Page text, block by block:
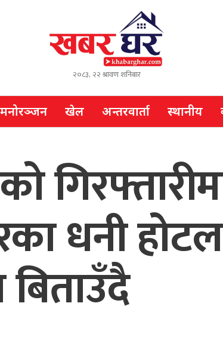
२०८३, २२ श्रावण शनिबार
मनोरञ्जन खेल अन्तरवार्ता स्थानीय
धनी